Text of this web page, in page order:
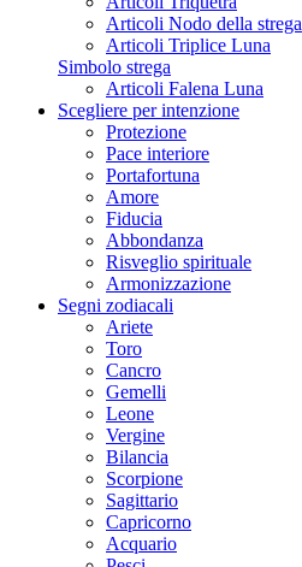
Articoli Nodo della strega
Articoli Triplice Luna
Simbolo strega
Articoli Falena Luna
Scegliere per intenzione
Protezione
Pace interiore
Portafortuna
Amore
Fiducia
Abbondanza
Risveglio spirituale
Armonizzazione
Segni zodiacali
Ariete
Toro
Cancro
Gemelli
Leone
Vergine
Bilancia
Scorpione
Sagittario
Capricorno
Acquario